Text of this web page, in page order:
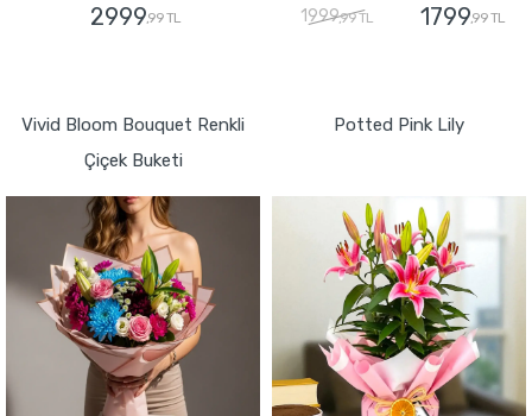
2999,99 TL 1999,99 TL 1799,99 TL
Vivid Bloom Bouquet Renkli
Çiçek Buketi
Potted Pink Lily